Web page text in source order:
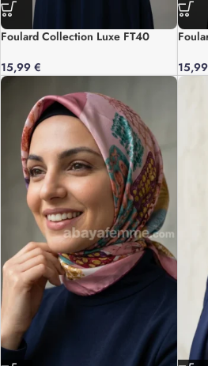
Foulard Collection Luxe FT40
15,99 €
15,99